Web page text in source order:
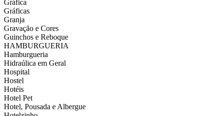
Gráfica
Gráficas
Granja
Gravação e Cores
Guinchos e Reboque
HAMBURGUERIA
Hamburgueria
Hidraúlica em Geral
Hospital
Hostel
Hotéis
Hotel Pet
Hotel, Pousada e Albergue